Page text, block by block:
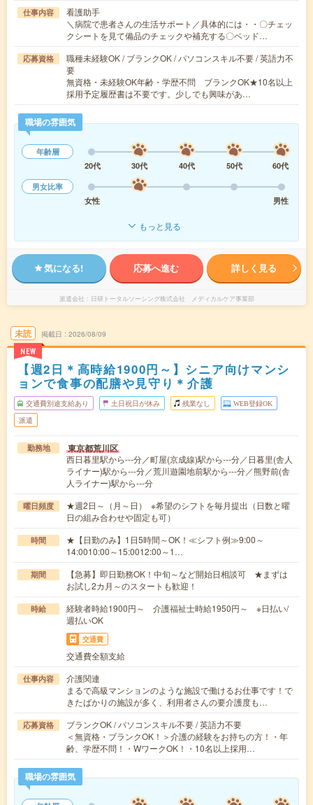
仕事内容
看護助手
＼病院で患者さんの生活サポート／具体的には・・〇チェッ
クシートを見て備品のチェックや補充する〇ベッド…
応募資格
職種未経験OK / ブランクOK / パソコンスキル不要 / 英語力不
要
無資格・未経験OK年齢・学歴不問 ブランクOK★10名以上
採用予定履歴書は不要です。少しでも興味があ…
職場の雰囲気
年齢層
20代
30代 40代 50代
60代
男女比率
女性
男性
もっと見る
気になる! 応募へ進む 詳しく見る
派遣会社 日研トータルソーシング株式会社 メディカルケア事業部
未読
NEW
掲載日 2026/08/09
【週2日＊高時給1900円～】シニア向けマンシ
ョンで食事の配膳や見守り＊介護
交通費別途支給あり 土日祝日が休み 残業なし WEB登録OK
派遣
勤務地 東京都荒川区
西日暮里駅から---分／町屋(京成線)駅から---分／日暮里(舎人
ライナー)駅から---分／荒川遊園地前駅から---分／熊野前(舎
人ライナー)駅から---分
曜日頻度
★週2日～（月～日） ※希望のシフトを毎月提出（日数と曜
日の組み合わせや固定も可）
時間
★【日勤のみ】1日5時間～OK！≪シフト例≫9:00～
14:0010:00～15:0012:00～1…
期間
【急募】即日勤務OK！中旬～など開始日相談可 ★まずは
お試し2カ月～のスタートも歓迎！
時給
経験者時給1900円～ 介護福祉士時給1950円～ ※日払い/
週払いOK
交通費
交通費全額支給
仕事内容
介護関連
まるで高級マンションのような施設で働けるお仕事です！で
きたばかりの施設が多く、利用者さんの要介護度も…
応募資格
ブランクOK / パソコンスキル不要 / 英語力不要
＜無資格・ブランクOK！＞介護の経験をお持ちの方！・年
齢、学歴不問！・WワークOK！・10名以上採用…
職場の雰囲気